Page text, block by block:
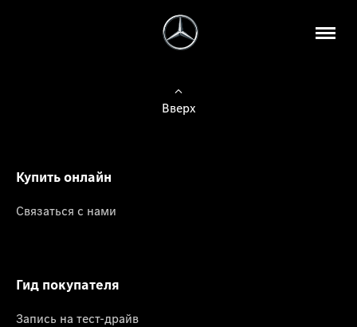
Вверх
Купить онлайн
Связаться с нами
Гид покупателя
Запись на тест-драйв